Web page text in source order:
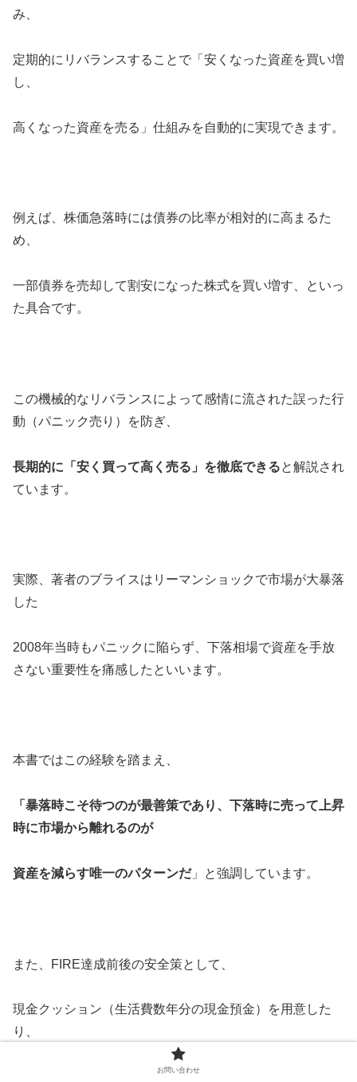
み、
定期的にリバランスすることで「安くなった資産を買い増
し、
高くなった資産を売る」仕組みを自動的に実現できます。
例えば、株価急落時には債券の比率が相対的に高まるた
め、
一部債券を売却して割安になった株式を買い増す、といっ
た具合です。
この機械的なリバランスによって感情に流された誤った行
動（パニック売り）を防ぎ、
長期的に「安く買って高く売る」を徹底できると解説され
ています。
実際、著者のブライスはリーマンショックで市場が大暴落
した
2008年当時もパニックに陥らず、下落相場で資産を手放
さない重要性を痛感したといいます。
本書ではこの経験を踏まえ、
「暴落時こそ待つのが最善策であり、下落時に売って上昇
時に市場から離れるのが
資産を減らす唯一のパターンだ」と強調しています。
また、FIRE達成前後の安全策として、
現金クッション（生活費数年分の現金預金）を用意した
り、
高配当株や社債などで利回りシールドを築いたりする方法
お問い合わせ